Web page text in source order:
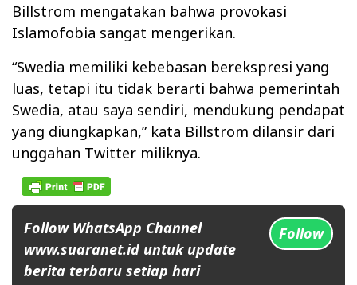
Billstrom mengatakan bahwa provokasi
Islamofobia sangat mengerikan.
“Swedia memiliki kebebasan berekspresi yang
luas, tetapi itu tidak berarti bahwa pemerintah
Swedia, atau saya sendiri, mendukung pendapat
yang diungkapkan,” kata Billstrom dilansir dari
unggahan Twitter miliknya.
Follow WhatsApp Channel
www.suaranet.id untuk update
berita terbaru setiap hari
Follow